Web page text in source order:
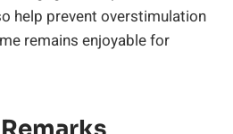
help prevent overstimulation
remains​ enjoyable for